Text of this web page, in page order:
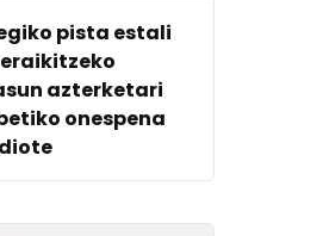
pista estali
azterketari
onespena